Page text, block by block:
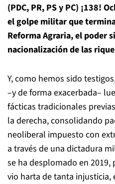
(PDC, PR, PS y PC) ¡138!
el golpe militar que
Reforma Agraria, el poder
nacionalización de las
Y, como hemos sido
–y de forma exacerbada–
fácticas tradicionales
la derecha, consolidando
neoliberal impuesto con
a través de una dictadura
se ha desplomado en
vio harta de tanta injusticia,